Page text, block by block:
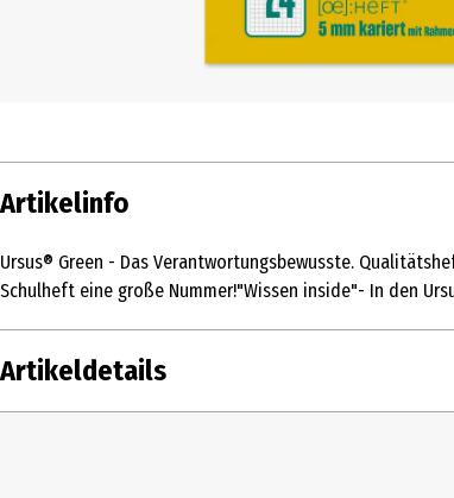
Artikelinfo
Ursus® Green - Das Verantwortungsbewusste.
Schulheft eine große Nummer!"Wissen inside"- In den
Artikeldetails